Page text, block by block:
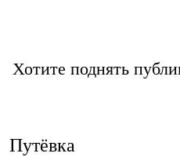
Хотите поднять
Путёвка